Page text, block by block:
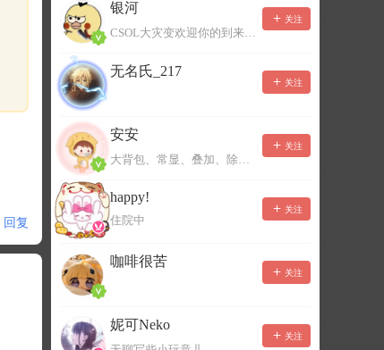
回复
银河
CSOL大灾变欢迎你的到来。QQ群：967780922
关注
无名氏_217
关注
安安
大背包、常显、叠加、除草树，唯一作者QQ383125283
关注
happy!
住院中
关注
咖啡很苦
关注
妮可Neko
关注